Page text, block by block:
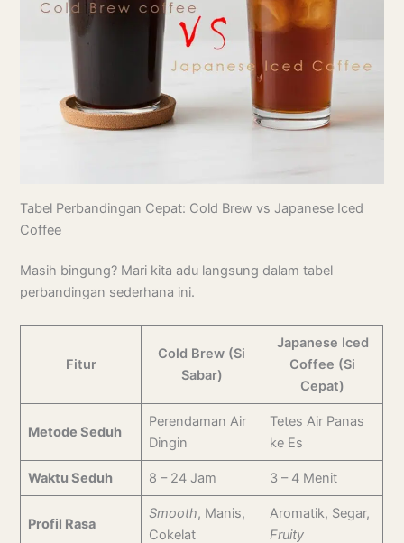
Tabel Perbandingan Cepat: Cold Brew vs Japanese Iced
Coffee
Masih bingung? Mari kita adu langsung dalam tabel
perbandingan sederhana ini.
Fitur
Cold Brew (Si
Sabar)
Japanese Iced
Coffee (Si
Cepat)
Metode Seduh
Perendaman Air
Dingin
Tetes Air Panas
ke Es
Waktu Seduh 8 – 24 Jam 3 – 4 Menit
Profil Rasa
Smooth, Manis,
Cokelat
Aromatik, Segar,
Fruity